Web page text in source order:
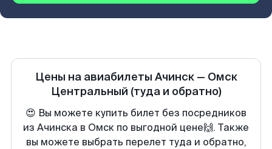
Цены на авиабилеты Ачинск— Омск
Центральный (туда и обратно)
😍 Вы можете купить билет без посредников
из Ачинска в Омск по выгодной цене🙌. Также
вы можете выбрать перелет туда и обратно,